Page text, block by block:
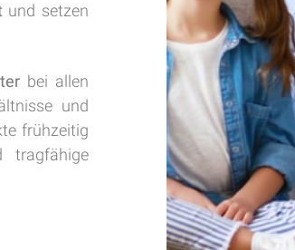
und setzen
bei allen
und
frühzeitig
tragfähige